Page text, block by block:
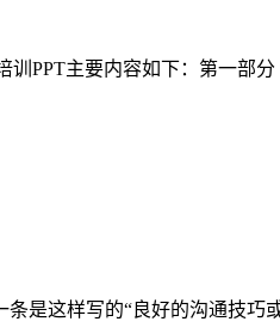
PPT主要内容如下：第一部
是这样写的“良好的沟通技巧